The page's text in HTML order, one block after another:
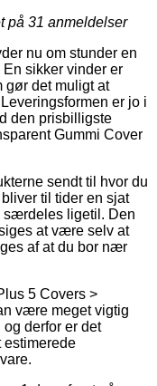
på 31 anmeldelser
nu om stunder en
sikker vinder er
gør det muligt at
er jo i
den prisbilligste
Gummi Cover
sendt til hvor du
til tider en sjat
særdeles ligetil. Den
at være selv at
af at du bor nær
5 Covers >
være meget vigtig
derfor er det
estimerede